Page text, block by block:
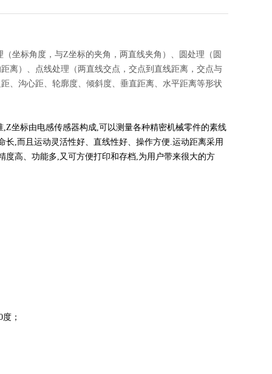
坐标角度，与Z坐标的夹角，两直线夹角）、圆处理（圆
离）、点线处理（两直线交点，交点到直线距离，交点与
、沟心距、轮廓度、倾斜度、垂直距离、水平距离等形状
坐标由电感传感器构成,可以测量各种精密机械零件的素线
,而且运动灵活性好、直线性好、操作方便.运动距离采用
高、功能多,又可方便打印和存档,为用户带来很大的方
；